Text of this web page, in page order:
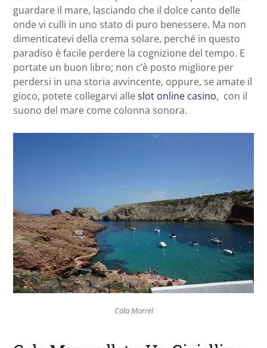
guardare il mare, lasciando che il dolce canto delle
onde vi culli in uno stato di puro benessere. Ma non
dimenticatevi della crema solare, perché in questo
paradiso è facile perdere la cognizione del tempo. E
portate un buon libro; non c’è posto migliore per
perdersi in una storia avvincente, oppure, se amate il
gioco, potete collegarvi alleslot online casino, con il
suono del mare come colonna sonora.
Cala Morrel